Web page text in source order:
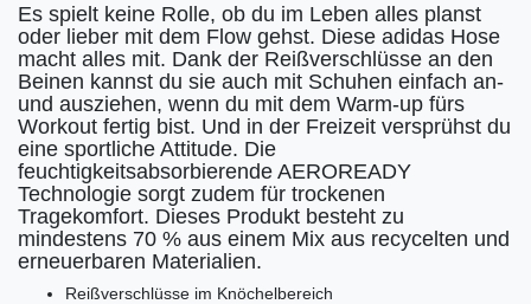
Es spielt keine Rolle, ob du im Leben alles planst
oder lieber mit dem Flow gehst. Diese adidas Hose
macht alles mit. Dank der Reißverschlüsse an den
Beinen kannst du sie auch mit Schuhen einfach an-
und ausziehen, wenn du mit dem Warm-up fürs
Workout fertig bist. Und in der Freizeit versprühst du
eine sportliche Attitude. Die
feuchtigkeitsabsorbierende AEROREADY
Technologie sorgt zudem für trockenen
Tragekomfort. Dieses Produkt besteht zu
mindestens 70 % aus einem Mix aus recycelten und
erneuerbaren Materialien.
Reißverschlüsse im Knöchelbereich